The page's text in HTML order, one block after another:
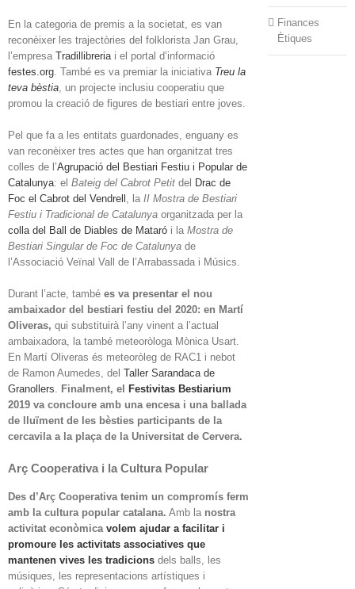
En la categoria de premis a la societat, es van
reconèixer les trajectòries del folklorista Jan Grau,
l’empresa Tradillibreriai el portal d’informació
festes.org. També es va premiar la iniciativa Treu la
teva bèstia, un projecte inclusiu cooperatiu que
promou la creació de figures de bestiari entre joves.
Pel que fa a les entitats guardonades, enguany es
van reconèixer tres actes que han organitzat tres
colles de l’Agrupació del Bestiari Festiu i Popular de
Catalunya: el Bateig del Cabrot Petit del Drac de
Foc el Cabrot del Vendrell , la II Mostra de Bestiari
Festiu i Tradicional de Catalunya organitzada per la
colla del Ball de Diables de Mataró i laMostra de
Bestiari Singular de Foc de Catalunya de
l’Associació Veïnal Vall de l’Arrabassada i Músics.
Durant l’acte, també es va presentar el nou
ambaixador del bestiari festiu del 2020: en Martí
Oliveras, qui substituirà l’any vinent a l’actual
ambaixadora, la també meteoròloga Mònica Usart.
En Martí Oliveras és meteoròleg de RAC1 i nebot
de Ramon Aumedes, del Taller Sarandaca de
Granollers. Finalment, el
Festivitas Bestiarium
2019 va concloure amb una encesa i una ballada
de lluïment de les bèsties participants de la
cercavila a la plaça de la Universitat de Cervera.
Arç Cooperativa i la Cultura Popular
Des d’Arç Cooperativa tenim un compromís ferm
amb la cultura popular catalana. Amb la nostra
activitat econòmica volem ajudar a facilitar i
promoure les activitats associatives que
mantenen vives les tradicions dels balls, les
músiques, les representacions artístiques i
Finances
Ètiques